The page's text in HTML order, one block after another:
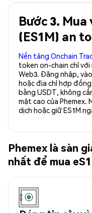
Bước 3.
(ES1M) an
Nền tảng Onchain
token on-chain chỉ
Web3. Đăng nhập, vào
hoặc địa chỉ hợp đồng
bằng USDT, không
mật cao của Phemex.
dịch hoặc giữ ES1M
Phemex là sàn
nhất để mua